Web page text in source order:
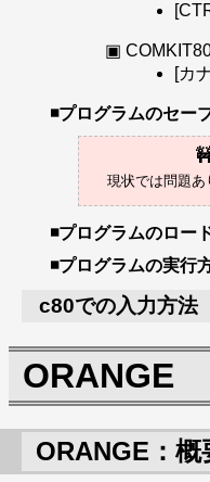
[カ
プログラムのセー
プログラムのロー
プログラムの実行
c80での入力方法
ORANGE
ORANGE：概